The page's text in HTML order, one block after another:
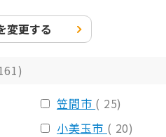
変更する
笠間市 ( 25)
小美玉市 ( 20)